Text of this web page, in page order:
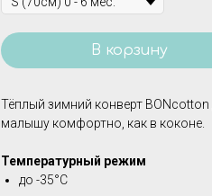
В корзину
Тёплый зимний конверт BONcotton
малышу комфортно, как в коконе.
Температурный режим
до -35°C